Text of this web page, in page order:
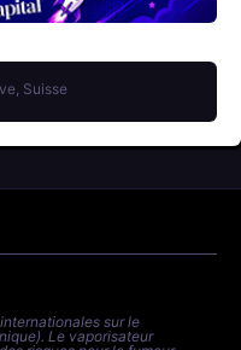
Suisse
sur le
Le vaporisateur